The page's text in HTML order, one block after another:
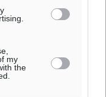
my
the
εφημέριος στον
Μιχαήλ